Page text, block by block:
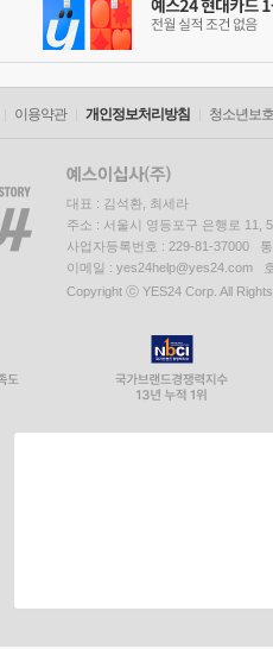
이용약관 개인정보처리방침 청소년보
대표 : 김석환, 최세라
주소 : 서울시 영등포구 은행로 11,
사업자등록번호 : 229-81-37000
이메일 : yes24help@yes24.com
Copyright ⓒ YES24 Corp. All